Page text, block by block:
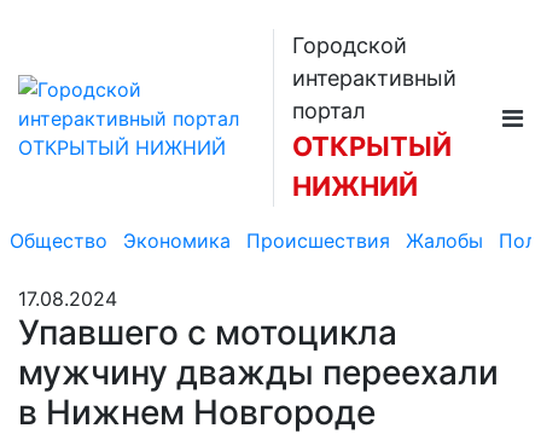
Городской
интерактивный
портал
ОТКРЫТЫЙ
НИЖНИЙ
Общество Экономика Происшествия Жалобы
17.08.2024
Упавшего с мотоцикла
мужчину дважды переехали
в Нижнем Новгороде